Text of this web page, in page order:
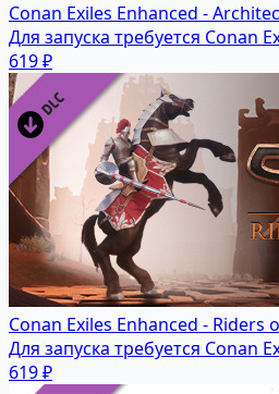
Conan Exiles Enhanced -
Для запуска требуется Conan
619 ₽
Conan Exiles Enhanced - Riders
Для запуска требуется Conan
619 ₽